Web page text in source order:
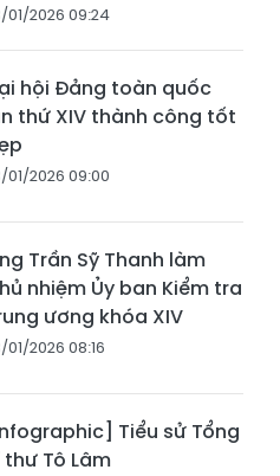
01/2026 09:24
hội Đảng toàn quốc
thứ XIV thành công tốt
01/2026 09:00
Trần Sỹ Thanh làm
nhiệm Ủy ban Kiểm tra
ương khóa XIV
01/2026 08:16
Tiểu sử Tổng
thư Tô Lâm